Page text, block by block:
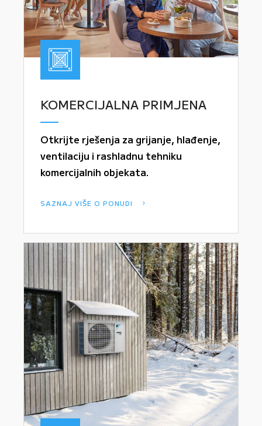
KOMERCIJALNA PRIMJENA
Otkrijte rješenja za grijanje, hlađenje,
ventilaciju i rashladnu tehniku
komercijalnih objekata.
SAZNAJ VIŠE O PONUDI